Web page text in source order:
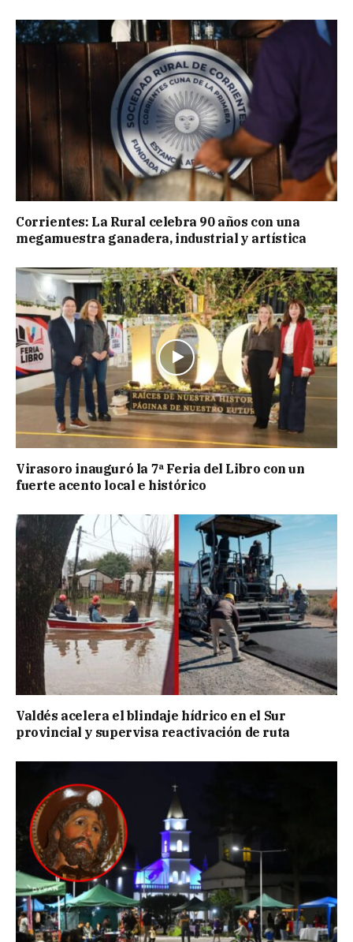
Corrientes: La Rural celebra 90 años con una
megamuestra ganadera, industrial y artística
Virasoro inauguró la 7ª Feria del Libro con un
fuerte acento local e histórico
Valdés acelera el blindaje hídrico en el Sur
provincial y supervisa reactivación de ruta